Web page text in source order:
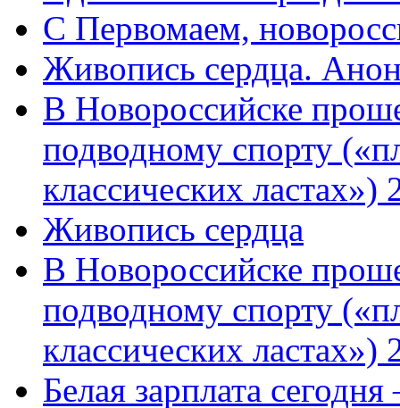
C Первомаем,
Живопись сердца.
В Новороссийске
подводному спорту
классических
Живопись сердца
В Новороссийске
подводному спорту
классических ластах»)
Белая зарплата